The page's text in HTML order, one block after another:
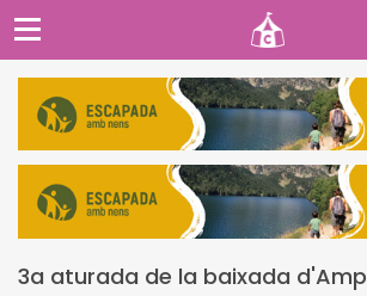
3a aturada de la baixada